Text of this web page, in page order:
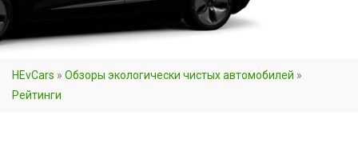
HEvCars » Обзоры экологически чистых автомобилей »
Рейтинги